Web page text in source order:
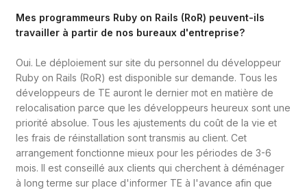
Mes programmeurs Ruby on Rails (RoR) peuvent-ils
travailler à partir de nos bureaux d'entreprise?
Oui. Le déploiement sur site du personnel du développeur
Ruby on Rails (RoR) est disponible sur demande. Tous les
développeurs de TE auront le dernier mot en matière de
relocalisation parce que les développeurs heureux sont une
priorité absolue. Tous les ajustements du coût de la vie et
les frais de réinstallation sont transmis au client. Cet
arrangement fonctionne mieux pour les périodes de 3-6
mois. Il est conseillé aux clients qui cherchent à déménager
à long terme sur place d'informer TE à l'avance afin que